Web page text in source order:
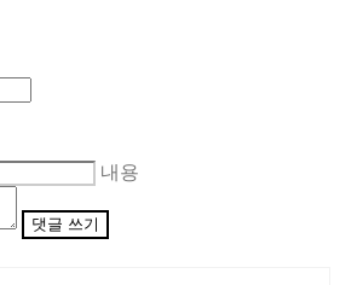
내용
댓글 쓰기